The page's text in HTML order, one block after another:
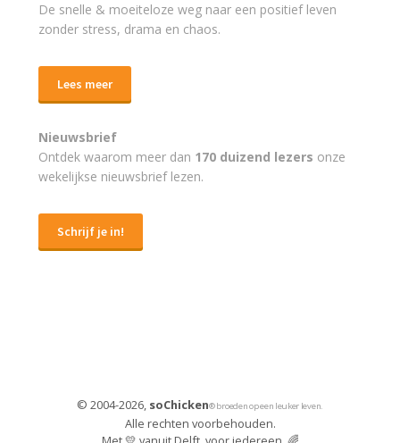
De snelle & moeiteloze weg naar een positief leven
zonder stress, drama en chaos.
Lees meer
Nieuwsbrief
Ontdek waarom meer dan 170 duizend lezers onze
wekelijkse nieuwsbrief lezen.
Schrijf je in!
© 2004-2026, soChicken® broeden op een leuker leven.
Alle rechten voorbehouden.